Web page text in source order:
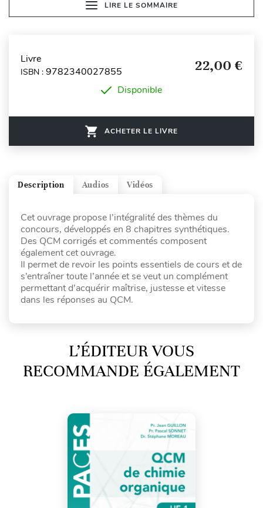
LIRE LE SOMMAIRE
Livre
ISBN : 9782340027855 22,00 €
Disponible
ACHETER LE LIVRE
Vidéos
Audios
Description
Cet ouvrage propose l’intégralité des thèmes du
concours, développés en 8 chapitres synthétiques.
Des QCM corrigés et commentés composent
également cet ouvrage.
Il permet de revoir les points essentiels de cours et de
s’entraîner toute l’année et se veut un complément
permettant d’acquérir maîtrise, justesse et vitesse
dans les réponses au QCM.
L’ÉDITEUR VOUS
RECOMMANDE ÉGALEMENT